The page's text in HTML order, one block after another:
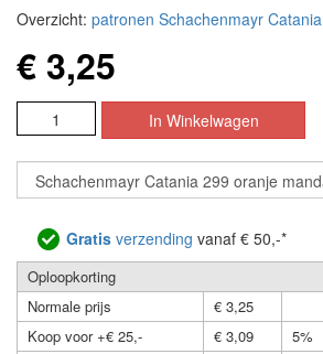
Overzicht: patronen Schachenmayr Catania
€ 3,25
Gratis verzending vanaf € 50,-*
Oploopkorting
Normale prijs
€ 3,25
Koop voor +€ 25,-
€ 3,09
5%